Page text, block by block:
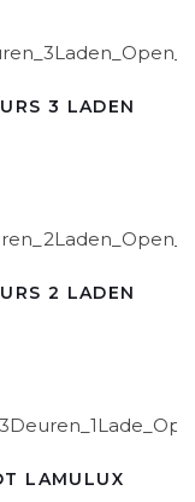
3 LADEN
2 LADEN
LAMULUX